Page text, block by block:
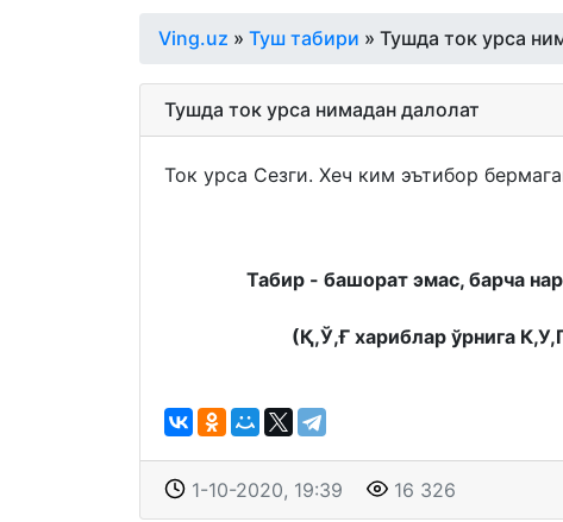
Ving.uz » Туш табири » Тушда ток урса
Тушда ток урса нимадан далолат
Ток урса Сезги. Хеч ким эътибор
Табир - башорат эмас, барча
(Қ,Ў,Ғ хариблар ўрнига
1-10-2020, 19:39 16 326